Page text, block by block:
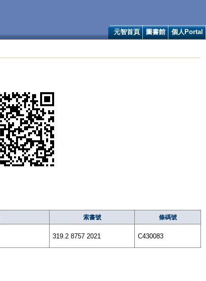
元智首頁 圖書館 個人Portal
索書號 條碼號
319.2 8757 2021 C430083